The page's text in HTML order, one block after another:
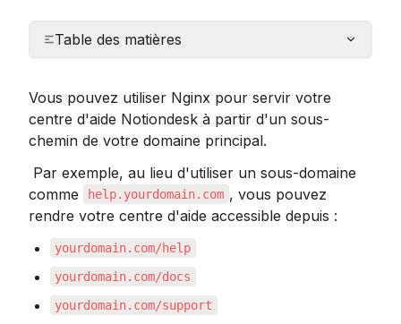
Table des matières
Vous pouvez utiliser Nginx pour servir votre
centre d'aide Notiondesk à partir d'un sous-
chemin de votre domaine principal.
comme
help.yourdomain.com , vous pouvez
rendre votre centre d'aide accessible depuis :
yourdomain.com/help
yourdomain.com/docs
yourdomain.com/support